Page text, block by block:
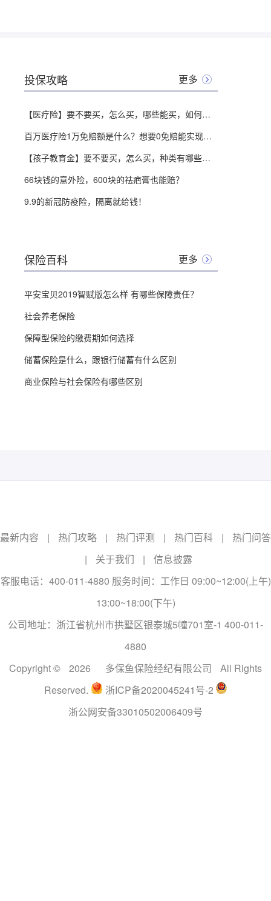
投保攻略 更多
【医疗险】要不要买，怎么买，哪些能买，如何挑选，全面分析，对比测评
百万医疗险1万免赔额是什么？想要0免赔能实现吗，全面分析测评！
【孩子教育金】要不要买，怎么买，种类有哪些，全面分析，对比测评
66块钱的意外险，600块的祛疤膏也能赔？
9.9的新冠防疫险，隔离就给钱！
保险百科 更多
平安宝贝2019智赋版怎么样 有哪些保障责任？
社会养老保险
保障型保险的缴费期如何选择
储蓄保险是什么，跟银行储蓄有什么区别
商业保险与社会保险有哪些区别
最新内容 | 热门攻略 | 热门评测 | 热门百科 |
热门问答
|
关于我们 |
信息披露
客服电话：400-011-4880 服务时间：工作日 09:00~12:00(上午)
13:00~18:00(下午)
公司地址：浙江省杭州市拱墅区银泰城5幢701室-1 400-011-
4880
Copyright ©
2026 多保鱼保险经纪有限公司
All Rights
Reserved.
浙ICP备2020045241号-2
浙公网安备33010502006409号